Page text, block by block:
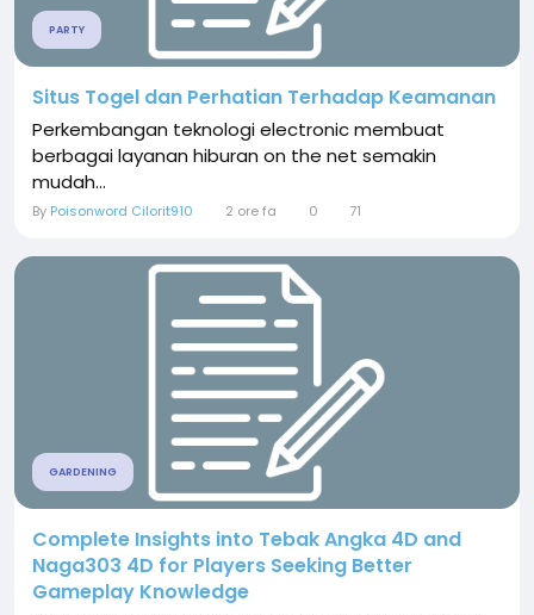
PARTY
Situs Togel dan Perhatian Terhadap Keamanan
Perkembangan teknologi electronic membuat
berbagai layanan hiburan on the net semakin
mudah...
By Poisonword Cilorit910 2 ore fa 0 71
GARDENING
Complete Insights into Tebak Angka 4D and
Naga303 4D for Players Seeking Better
Gameplay Knowledge